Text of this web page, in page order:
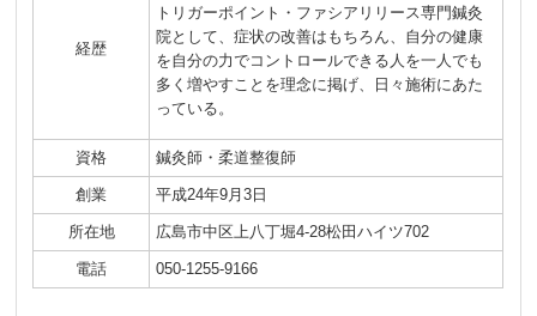
経歴
トリガーポイント・ファシアリリース専門鍼灸
院として、症状の改善はもちろん、自分の健康
を自分の力でコントロールできる人を一人でも
多く増やすことを理念に掲げ、日々施術にあた
っている。
資格 鍼灸師・柔道整復師
創業 平成24年9月3日
所在地 広島市中区上八丁堀4-28松田ハイツ702
電話 050-1255-9166